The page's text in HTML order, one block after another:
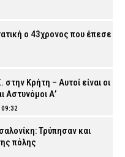
ο 43χρονος που έπεσε
Κρήτη – Αυτοί είναι οι
Αστυνόμοι Α’
Τρύπησαν και
πόλης